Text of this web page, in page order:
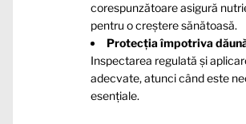
corespunzătoare asigură
pentru o creștere sănătoasă.
Protecția împotriva
Inspectarea regulată și
adecvate, atunci când este
esențiale.